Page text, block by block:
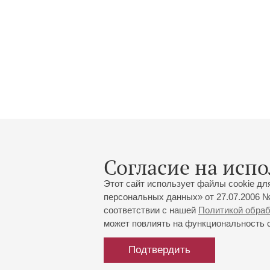
Согласие на
Этот сайт использует файлы cookie
персональных данных» от 27.07.2006
соответствии с нашей Политикой
может повлиять на функциональность
Подтвердить